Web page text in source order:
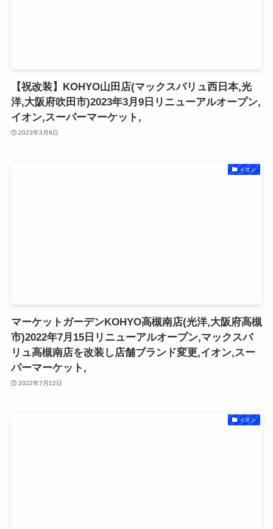
【祝改装】KOHYO山田店(マックスバリュ西日本,光
洋,大阪府吹田市)2023年3月9日リニューアルオープン,
イオン,スーパーマーケット,
2023年3月8日
イオン
マーケットガーデンKOHYO高槻南店(光洋,大阪府高槻
市)2022年7月15日リニューアルオープン,マックスバ
リュ高槻南店を改装し店舗ブランド変更,イオン,スー
パーマーケット,
2022年7月12日
イオン